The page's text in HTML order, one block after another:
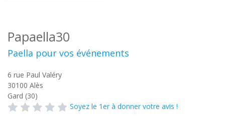
Papaella30
Paella pour vos événements
6 rue Paul Valéry
30100 Alès
Gard (30)
Soyez le 1er à donner votre avis !